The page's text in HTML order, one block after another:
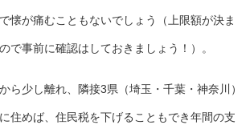
懐が痛むこともないでしょう（上限額が決ま
で事前に確認はしておきましょう！）。
ら少し離れ、隣接3県（埼玉・千葉・神奈川）
住めば、住民税を下げることもでき年間の支